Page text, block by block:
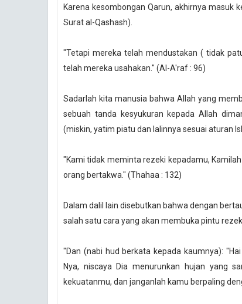
Karena kesombongan Qarun, akhirnya masuk
Surat al-Qashash).
"Tetapi mereka telah mendustakan ( tidak
telah mereka usahakan." (Al-A'raf : 96)
Sadarlah kita manusia bahwa Allah yang
sebuah tanda kesyukuran kepada Allah
(miskin, yatim piatu dan lalinnya sesuai aturan
"Kami tidak meminta rezeki kepadamu,
orang bertakwa." (Thahaa : 132)
Dalam dalil lain disebutkan bahwa dengan
salah satu cara yang akan membuka pintu
"Dan (nabi hud berkata kepada kaumnya):
Nya, niscaya Dia menurunkan hujan yang
kekuatanmu, dan janganlah kamu berpaling